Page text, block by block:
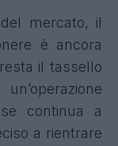
mercato, il
è ancora
resta il tassello
continua a
a rientrare